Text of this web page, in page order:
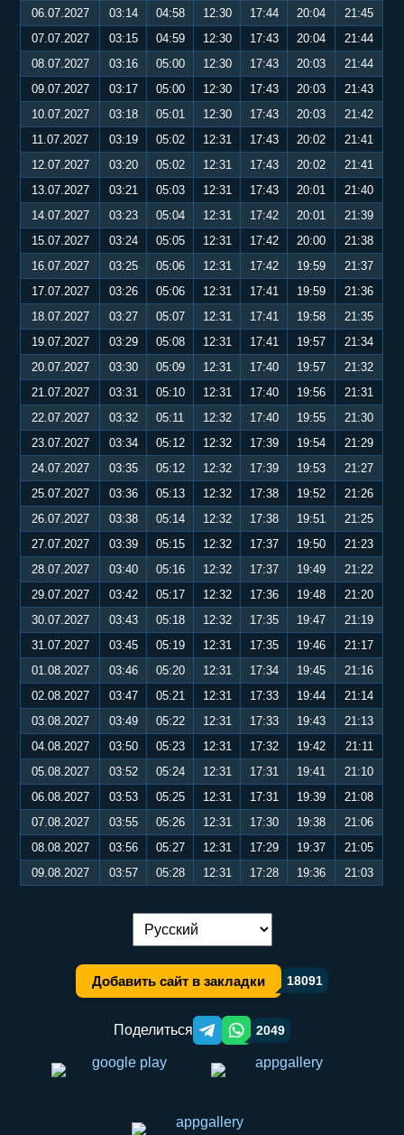
06.07.2027
03:14 04:58 12:30 17:44 20:04
21:45
07.07.2027
03:15 04:59 12:30 17:43 20:04
21:44
08.07.2027
03:16 05:00 12:30 17:43 20:03
21:44
09.07.2027
03:17 05:00 12:30 17:43 20:03
21:43
10.07.2027
03:18 05:01 12:30 17:43 20:03
21:42
11.07.2027
03:19 05:02 12:31 17:43 20:02
21:41
12.07.2027
03:20 05:02 12:31 17:43 20:02
21:41
13.07.2027
03:21 05:03 12:31 17:43 20:01
21:40
14.07.2027
03:23 05:04 12:31 17:42 20:01
21:39
15.07.2027
03:24 05:05 12:31 17:42 20:00
21:38
16.07.2027
03:25 05:06 12:31 17:42 19:59
21:37
17.07.2027
03:26 05:06 12:31 17:41 19:59
21:36
18.07.2027
03:27 05:07 12:31 17:41 19:58
21:35
19.07.2027
03:29 05:08 12:31 17:41 19:57
21:34
20.07.2027
03:30 05:09 12:31 17:40 19:57
21:32
21.07.2027
03:31 05:10 12:31 17:40 19:56
21:31
22.07.2027
03:32 05:11 12:32 17:40 19:55
21:30
23.07.2027
03:34 05:12 12:32 17:39 19:54
21:29
24.07.2027
03:35 05:12 12:32 17:39 19:53
21:27
25.07.2027
03:36 05:13 12:32 17:38 19:52
21:26
26.07.2027
03:38 05:14 12:32 17:38 19:51
21:25
27.07.2027
03:39 05:15 12:32 17:37 19:50
21:23
28.07.2027
03:40 05:16 12:32 17:37 19:49
21:22
29.07.2027
03:42 05:17 12:32 17:36 19:48
21:20
30.07.2027
03:43 05:18 12:32 17:35 19:47
21:19
31.07.2027
03:45 05:19 12:31 17:35 19:46
21:17
01.08.2027
03:46 05:20 12:31 17:34 19:45
21:16
02.08.2027
03:47 05:21 12:31 17:33 19:44
21:14
03.08.2027
03:49 05:22 12:31 17:33 19:43
21:13
04.08.2027
03:50 05:23 12:31 17:32 19:42
21:11
05.08.2027
03:52 05:24 12:31 17:31 19:41
21:10
06.08.2027
03:53 05:25 12:31 17:31 19:39
21:08
07.08.2027
03:55 05:26 12:31 17:30 19:38
21:06
08.08.2027
03:56 05:27 12:31 17:29 19:37
21:05
09.08.2027
03:57 05:28 12:31 17:28 19:36 21:03
Переключение языка:
Добавить сайт в закладки 18091
Поделиться Telegram orqali ulashish
WhatsApp orqali ulashish
2049